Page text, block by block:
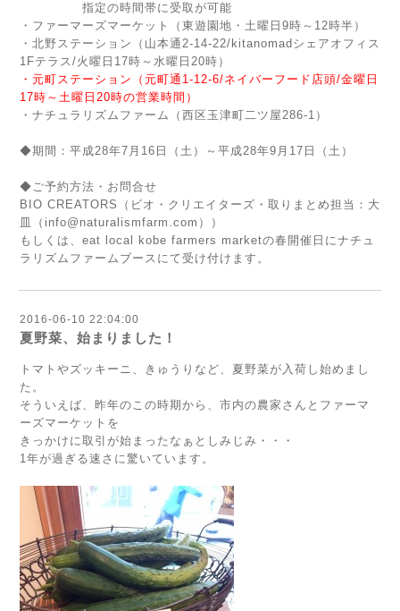
指定の時間帯に受取が可能
・ファーマーズマーケット（東遊園地・土曜日9時～12時半）
・北野ステーション（山本通2-14-22/kitanomadシェアオフィス
1Fテラス/火曜日17時～水曜日20時）
・元町ステーション（元町通1-12-6/ネイバーフード店頭/金曜日
17時～土曜日20時の営業時間）
・ナチュラリズムファーム（西区玉津町二ツ屋286-1）
◆期間：平成28年7月16日（土）～平成28年9月17日（土）
◆ご予約方法・お問合せ
BIO CREATORS（ビオ・クリエイターズ・取りまとめ担当：大
皿（ info@naturalismfarm.com ））
もしくは、 eat local kobe farmers marketの春開催日にナチュ
ラリズムファームブースにて受け付けます。
2016-06-10 22:04:00
夏野菜、始まりました！
トマトやズッキーニ、きゅうりなど、夏野菜が入荷し始めまし
た。
そういえば、昨年のこの時期から、市内の農家さんとファーマ
ーズマーケットを
きっかけに取引が始まったなぁとしみじみ・・・
1年が過ぎる速さに驚いています。